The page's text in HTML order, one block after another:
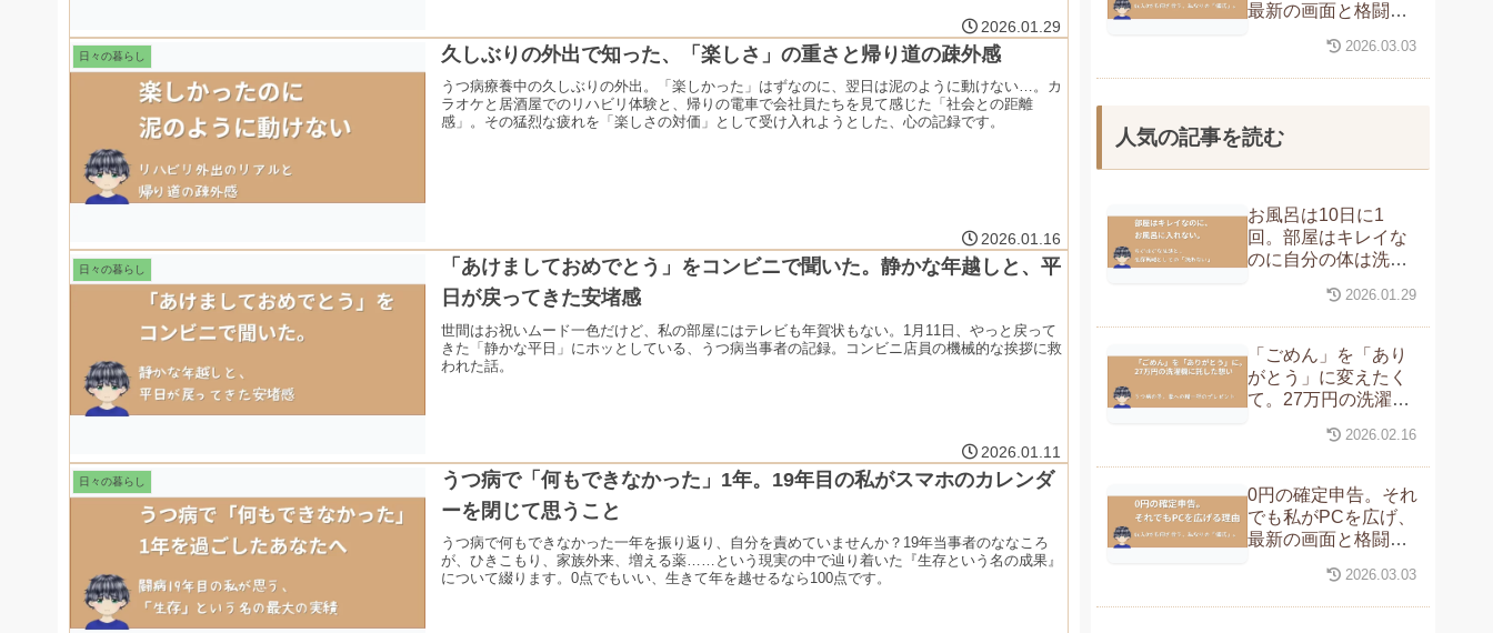
2026.01.29
日々の暮らし 久しぶりの外出で知った、「楽しさ」の重さと帰り道の疎外感
うつ病療養中の久しぶりの外出。「楽しかった」はずなのに、翌日は泥のように動けない…。カ
ラオケと居酒屋でのリハビリ体験と、帰りの電車で会社員たちを見て感じた「社会との距離
感」。その猛烈な疲れを「楽しさの対価」として受け入れようとした、心の記録です。
2026.01.16
日々の暮らし
「あけましておめでとう」をコンビニで聞いた。静かな年越しと、平
日が戻ってきた安堵感
世間はお祝いムード一色だけど、私の部屋にはテレビも年賀状もない。1月11日、やっと戻って
きた「静かな平日」にホッとしている、うつ病当事者の記録。コンビニ店員の機械的な挨拶に救
われた話。
2026.01.11
日々の暮らし
うつ病で「何もできなかった」1年。19年目の私がスマホのカレンダ
ーを閉じて思うこと
うつ病で何もできなかった一年を振り返り、自分を責めていませんか？19年当事者のななころ
が、ひきこもり、家族外来、増える薬……という現実の中で辿り着いた『生存という名の成果』
について綴ります。0点でもいい、生きて年を越せるなら100点です。
最新の画面と格闘す
2026.03.03
人気の記事を読む
お風呂は10日に1
回。部屋はキレイな
のに自分の体は洗え
ネグレクト」のリア
ル
2026.01.29
「ごめん」を「あり
がとう」に変えたく
て。27万円の洗濯機
杯の愛情表現2026.02.16
0円の確定申告。それ
でも私がPCを広げ、
最新の画面と格闘す
2026.03.03